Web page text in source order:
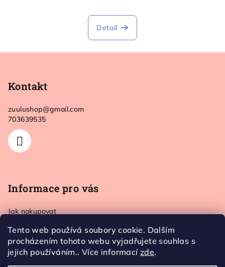
Tento web používá soubory cookie. Dalším
procházením tohoto webu vyjadřujete souhlas s
jejich používáním.. Více informací zde.
hodnocení
produktu
z
Detail
Kontakt
zuulushop@gmail.com
703639535
Informace pro vás
Jak nakupovat
Kontakt
Obchodní podmínky